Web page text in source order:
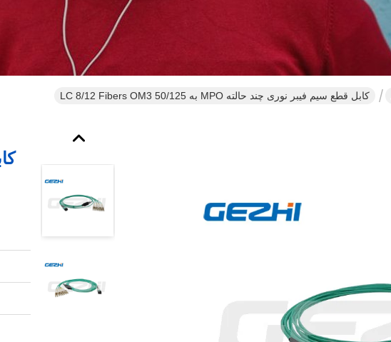
کابل قطع سیم فیبر نوری چند حالته MPO به LC 8/12 Fibers OM3 50/125